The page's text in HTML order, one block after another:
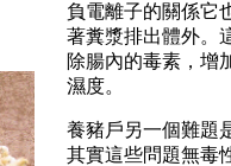
負電離子的關係它
著糞漿排出體外。
除腸內的毒素，增
濕度。
養豬戶另一個難題
其實這些問題無毒